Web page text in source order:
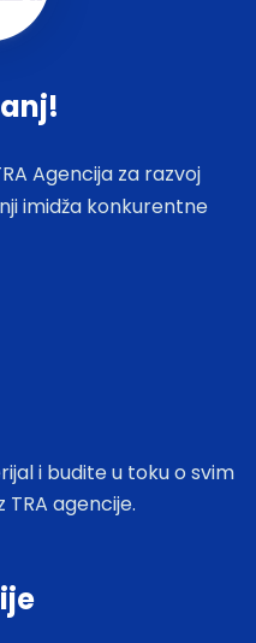
Agencija za razvoj
imidža konkurentne
i budite u toku o svim
agencije.